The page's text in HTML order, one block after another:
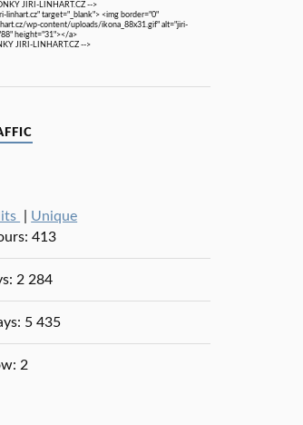
JIRI-LINHART.CZ -->
linhart.cz" target="_blank"> <img border="0"
wp-content/uploads/ikona_88x31.gif" alt="jiri-
height="31"></a>
JIRI-LINHART.CZ -->
Unique
413
2 284
5 435
2